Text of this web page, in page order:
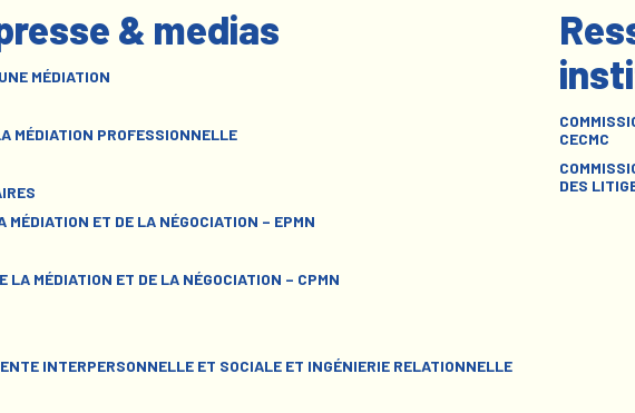
& medias
MÉDIATION
MÉDIATION PROFESSIONNELLE
MÉDIATION ET DE LA NÉGOCIATION – EPMN
LA MÉDIATION ET DE LA NÉGOCIATION – CPMN
INTERPERSONNELLE ET SOCIALE ET INGÉNIERIE RELATIONNELLE
CECMC
DES